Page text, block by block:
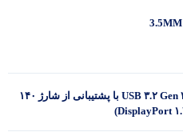
یک عدد USB-C از نوع USB ۳.۲ Gen ۲ با پشتیبانی از شارژ ۱۴۰